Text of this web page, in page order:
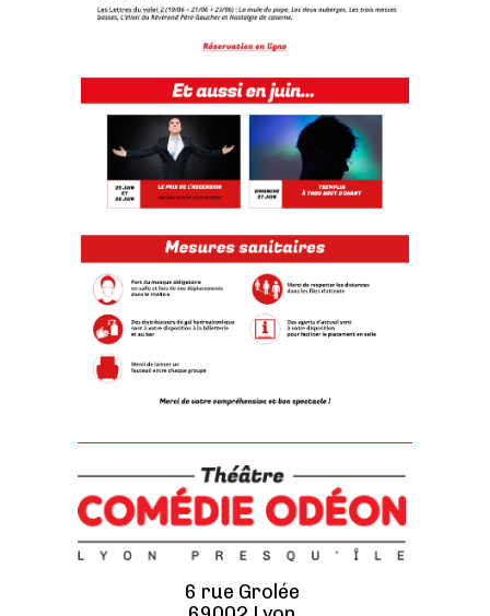
6 rue Grolée